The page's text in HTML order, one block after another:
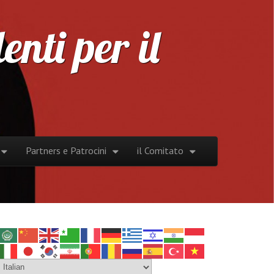
per il
Partners e Patrocini il Comitato